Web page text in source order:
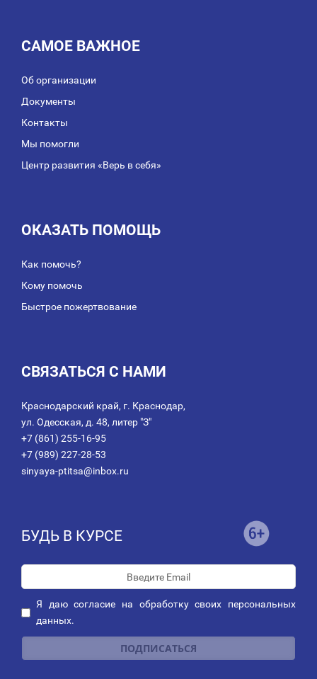
САМОЕ ВАЖНОЕ
Об организации
Документы
Контакты
Мы помогли
Центр развития «Верь в себя»
ОКАЗАТЬ ПОМОЩЬ
Как помочь?
Кому помочь
Быстрое пожертвование
СВЯЗАТЬСЯ С НАМИ
Краснодарский край, г. Краснодар,
ул. Одесская, д. 48, литер "З"
+7 (861) 255-16-95
+7 (989) 227-28-53
sinyaya-ptitsa@inbox.ru
БУДЬ В КУРСЕ
Я даюсогласие на обработку своих персональных
данных.